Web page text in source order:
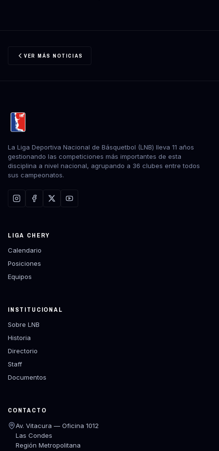
VER MÁS NOTICIAS
La Liga Deportiva Nacional de Básquetbol (LNB) lleva 11 años
gestionando las competiciones más importantes de esta
disciplina a nivel nacional, agrupando a 36 clubes entre todos
sus campeonatos.
LIGA CHERY
Calendario
Posiciones
Equipos
INSTITUCIONAL
Sobre LNB
Historia
Directorio
Staff
Documentos
CONTACTO
Av. Vitacura — Oficina 1012
Las Condes
Región Metropolitana